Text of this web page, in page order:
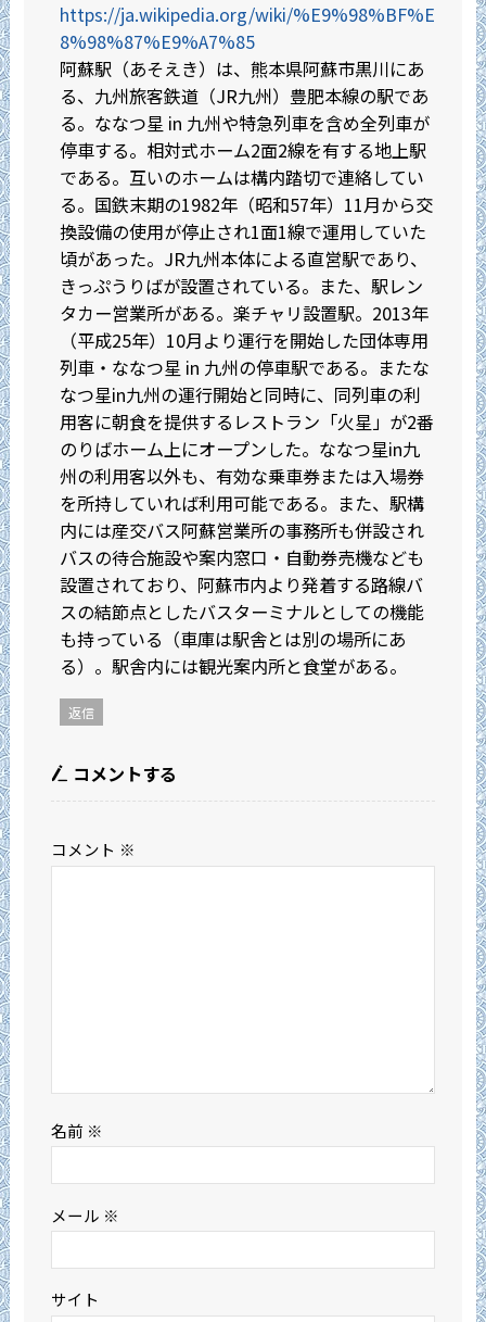
https://ja.wikipedia.org/wiki/%E9%98%BF%E
8%98%87%E9%A7%85
阿蘇駅（あそえき）は、熊本県阿蘇市黒川にあ
る、九州旅客鉄道（JR九州）豊肥本線の駅であ
る。ななつ星 in 九州や特急列車を含め全列車が
停車する。相対式ホーム2面2線を有する地上駅
である。互いのホームは構内踏切で連絡してい
る。国鉄末期の1982年（昭和57年）11月から交
換設備の使用が停止され1面1線で運用していた
頃があった。JR九州本体による直営駅であり、
きっぷうりばが設置されている。また、駅レン
タカー営業所がある。楽チャリ設置駅。2013年
（平成25年）10月より運行を開始した団体専用
列車・ななつ星 in 九州の停車駅である。またな
なつ星in九州の運行開始と同時に、同列車の利
用客に朝食を提供するレストラン「火星」が2番
のりばホーム上にオープンした。ななつ星in九
州の利用客以外も、有効な乗車券または入場券
を所持していれば利用可能である。また、駅構
内には産交バス阿蘇営業所の事務所も併設され
バスの待合施設や案内窓口・自動券売機なども
設置されており、阿蘇市内より発着する路線バ
スの結節点としたバスターミナルとしての機能
も持っている（車庫は駅舎とは別の場所にあ
る）。駅舎内には観光案内所と食堂がある。
返信
コメントする
コメント ※
名前 ※
メール ※
サイト